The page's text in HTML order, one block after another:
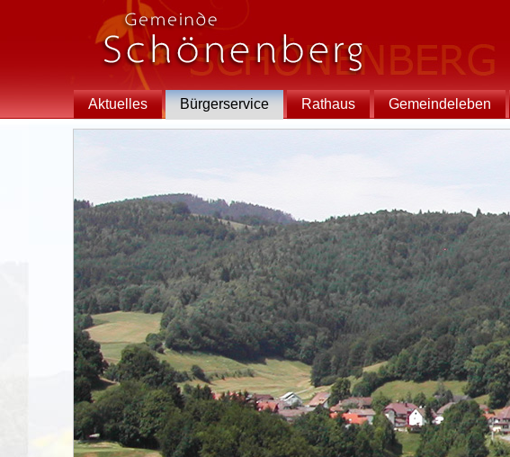
Aktuelles Bürgerservice Rathaus Gemeindeleben